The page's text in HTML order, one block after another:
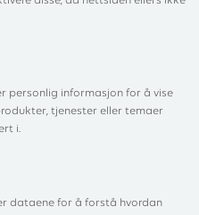
RSV 200
personlig informasjon for å vise
tjenester eller temaer
i.
dataene for å forstå hvordan